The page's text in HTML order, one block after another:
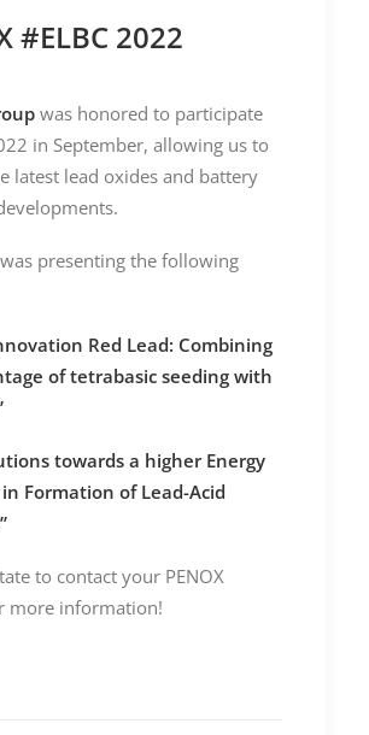
#ELBC 2022
was honored to participate
in September, allowing us to
latest lead oxides and battery
presenting the following
Red Lead: Combining
of tetrabasic seeding with
towards a higher Energy
Formation of Lead-Acid
to contact your PENOX
more information!